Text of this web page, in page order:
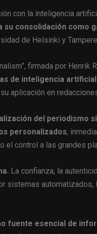
con la inteligencia
consolidación como
de Helsinki y
firmada por Henrik
de inteligencia
aplicación en
del periodismo
personalizados,
el control a las grandes
La confianza, la
sistemas automatizados,
fuente esencial de